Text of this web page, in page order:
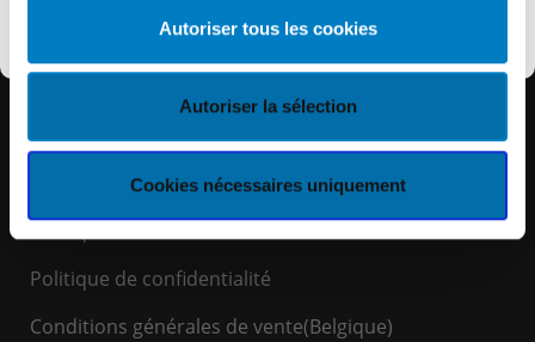
Autoriser tous les cookies
Autoriser la sélection
Cookies nécessaires uniquement
Découvrir KEYES
LIENS RAPIDES
Espace Client
Politique de confidentialité
Conditions générales de vente(Belgique)